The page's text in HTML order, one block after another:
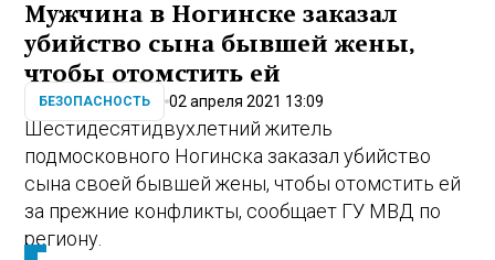
Мужчина в Ногинске заказал
убийство сына бывшей жены,
чтобы отомстить ей
БЕЗОПАСНОСТЬ 02 апреля 2021 13:09
Шестидесятидвухлетний житель
подмосковного Ногинска заказал убийство
сына своей бывшей жены, чтобы отомстить ей
за прежние конфликты, сообщает ГУ МВД по
региону.